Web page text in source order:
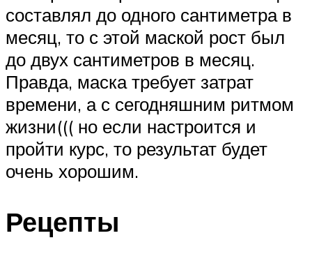
составлял до одного сантиметра в
месяц, то с этой маской рост был
до двух сантиметров в месяц.
Правда, маска требует затрат
времени, а с сегодняшним ритмом
жизни((( но если настроится и
пройти курс, то результат будет
очень хорошим.
Рецепты